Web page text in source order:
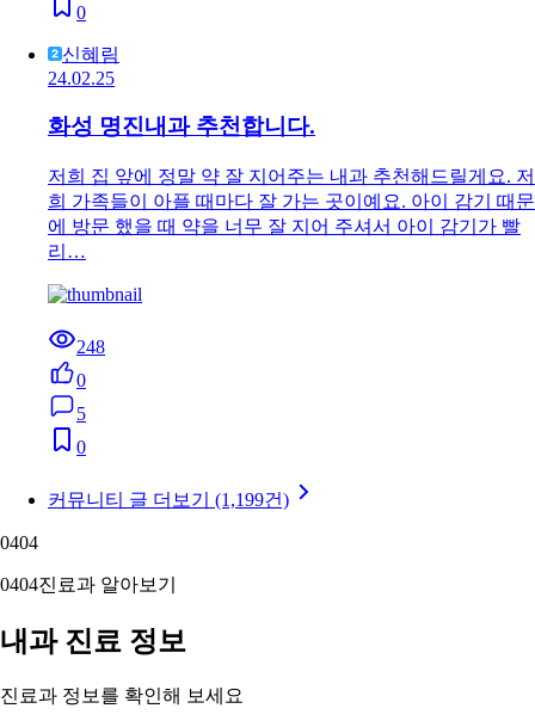
0
신혜림
24.02.25
화성 명진내과 추천합니다.
저희 집 앞에 정말 약 잘 지어주는 내과 추천해드릴게요. 저
희 가족들이 아플 때마다 잘 가는 곳이예요. 아이 감기 때문
에 방문 했을 때 약을 너무 잘 지어 주셔서 아이 감기가 빨
리…
248
0
5
0
커뮤니티 글 더보기 (1,199건)
0404
0404진료과 알아보기
내과 진료 정보
진료과 정보를 확인해 보세요